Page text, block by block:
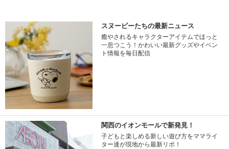
スヌーピーたちの最新ニュース
癒やされるキャラクターアイテムでほっと
一息つこう！かわいい最新グッズやイベン
ト情報を毎日配信
関西のイオンモールで新発見！
子どもと楽しめる新しい遊び方をママライ
ター達が現地から最新リポ！